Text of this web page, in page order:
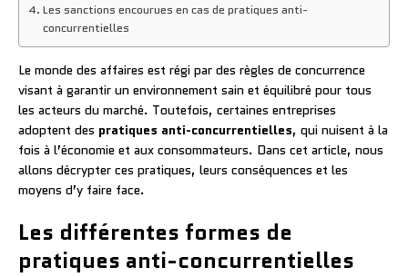
Les sanctions encourues en cas de pratiques anti-
concurrentielles
Le monde des affaires est régi par des règles de concurrence
visant à garantir un environnement sain et équilibré pour tous
les acteurs du marché. Toutefois, certaines entreprises
adoptent des pratiques anti-concurrentielles, qui nuisent à la
fois à l’économie et aux consommateurs. Dans cet article, nous
allons décrypter ces pratiques, leurs conséquences et les
moyens d’y faire face.
Les différentes formes de
pratiques anti-concurrentielles